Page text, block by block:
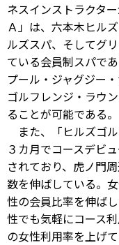
ネスインストラクタ
Ａ」は、六本木ヒル
ルズスパ、そしてグ
ている会員制スパで
プール・ジャグジー
ゴルフレンジ・ラウ
ることが可能である。
また、「ヒルズゴ
３カ月でコースデビ
されており、虎ノ門
数を伸ばしている。
性の会員比率を伸ば
性でも気軽にコース
の女性利用率を上げ